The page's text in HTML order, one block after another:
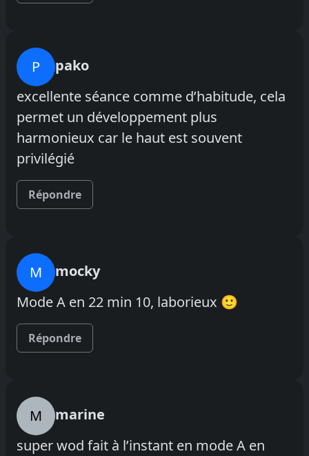
P
pako
excellente séance comme d’habitude, cela
permet un développement plus
harmonieux car le haut est souvent
privilégié
Répondre
M
mocky
Mode A en 22 min 10, laborieux 🙂
Répondre
M
marine
super wod fait à l’instant en mode A en